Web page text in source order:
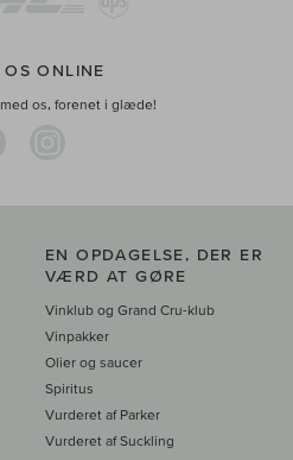
ONLINE
os, forenet i glæde!
EN OPDAGELSE, DER ER
VÆRD AT GØRE
Vinklub og Grand Cru-klub
Vinpakker
Olier og saucer
Spiritus
Vurderet af Parker
Vurderet af Suckling